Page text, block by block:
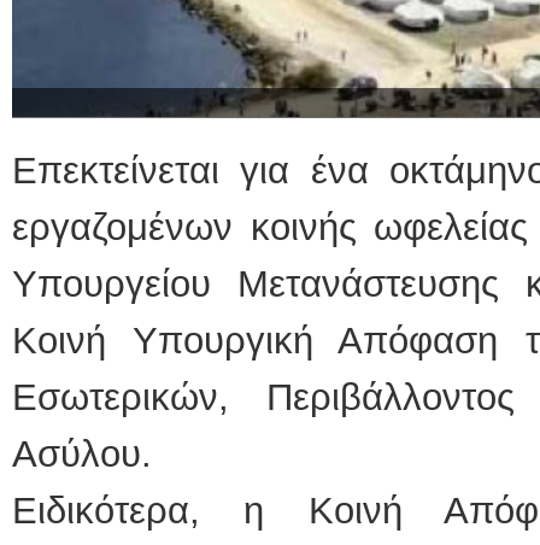
Επεκτείνεται για ένα
εργαζομένων κοινής ωφελείας
Υπουργείου
Κοινή Υπουργική Απόφαση
Εσωτερικών,
Ασύλου.
Ειδικότερα, η Κοινή